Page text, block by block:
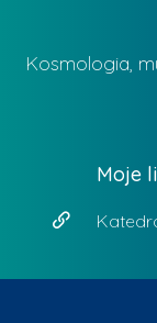
Kosmologia,
Moje